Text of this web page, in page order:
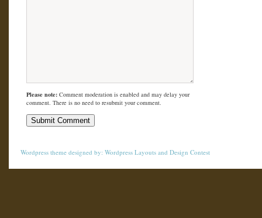
Please note: Comment moderation is enabled and may delay your
comment. There is no need to resubmit your comment.
Wordpress theme designed by: Wordpress Layouts and Design Contest